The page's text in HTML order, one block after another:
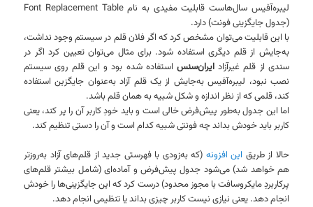
لیبره‌آفیس سال‌هاست قابلیت مفیدی به نام Font Replacement Table
(جدول جایگزینی فونت) دارد.
با این قابلیت می‌توان مشخص کرد که اگر فلان قلم در سیستم وجود نداشت،
به‌جایش از قلم دیگری استفاده شود. برای مثال می‌توان تعیین کرد اگر در
سندی از قلم غیرآزادایران‌سنس استفاده شده بود و این قلم روی سیستم
نصب نبود، لیبره‌آفیس به‌جایش از یک قلم آزاد به‌عنوان جایگزین استفاده
کند، قلمی که از نظر اندازه و شکل شبیه به همان قلم باشد.
اما این جدول به‌طور پیش‌فرض خالی است و باید خودِ کاربر آن را پر کند، یعنی
کاربر باید خودش بداند چه فونتی شبیه کدام است و آن را دستی تنظیم کند.
حالا از طریق این افزونه (که به‌زودی با فهرستی جدید از قلم‌های آزاد به‌روزتر
هم خواهد شد) می‌شود جدول پیش‌فرض و آماده‌ای (شامل بیشتر قلم‌های
پرکاربردِ مایکروسافت با مجوز محدود) درست کرد که این جایگزینی‌ها را خودش
انجام دهد. یعنی نیازی نیست کاربر چیزی بداند یا تنظیمی انجام دهد.